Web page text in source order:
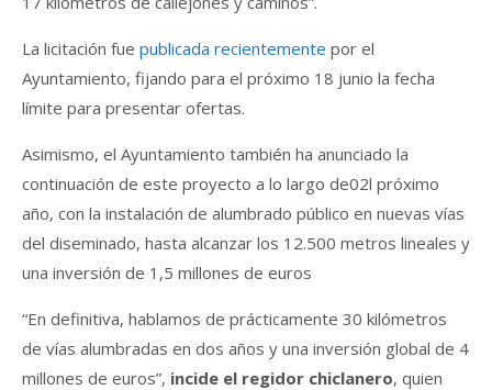
La licitación fue publicada recientemente por el
Ayuntamiento, fijando para el próximo 18 junio la fecha
límite para presentar ofertas.
Asimismo, el Ayuntamiento también ha anunciado la
continuación de este proyecto a lo largo de02l próximo
año, con la instalación de alumbrado público en nuevas vías
del diseminado, hasta alcanzar los 12.500 metros lineales y
una inversión de 1,5 millones de euros
“En definitiva, hablamos de prácticamente 30 kilómetros
de vías alumbradas en dos años y una inversión global de 4
millones de euros”, incide el regidor chiclanero, quien